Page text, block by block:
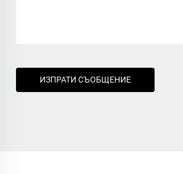
ИЗПРАТИ СЪОБЩЕНИЕ